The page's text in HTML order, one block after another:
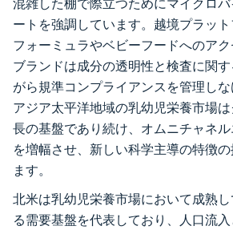
混雑した棚で際立つためにマイクロ
ートを強調しています。越境プラッ
フォーミュラやベビーフードへのアク
ブランドは成分の透明性と検査に関
がら規準コンプライアンスを管理しな
アジア太平洋地域の乳幼児栄養市場
長の基盤であり続け、オムニチャネ
を増幅させ、新しい科学主導の特徴
ます。
北米は乳幼児栄養市場において成熟
る需要基盤を代表しており、人口流